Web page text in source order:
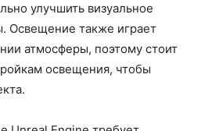
улучшить визуальное
Освещение также играет
атмосферы, поэтому стоит
освещения, чтобы